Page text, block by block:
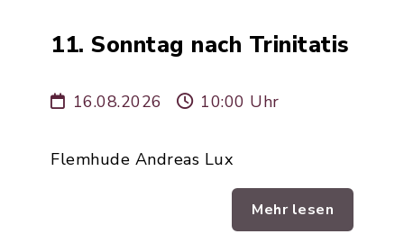
11. Sonntag nach Trinitatis
16.08.2026 10:00 Uhr
Flemhude Andreas Lux
Mehr lesen